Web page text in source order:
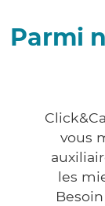
Parmi
vous
les